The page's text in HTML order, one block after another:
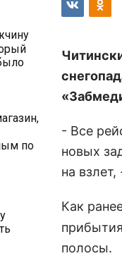
по
- Все
новых
на
Как
полосы.